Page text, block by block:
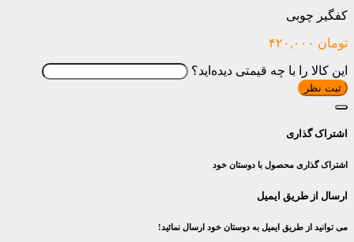
کفگیر چوبی
تومان
این کالا را با چه قیمتی دیده‌اید؟
ثبت نظر
اشتراک گذاری
اشتراک گذاری محصول با دوستان خود
ارسال از طریق ایمیل
می توانید از طریق ایمیل به دوستان خود ارسال نمائید!